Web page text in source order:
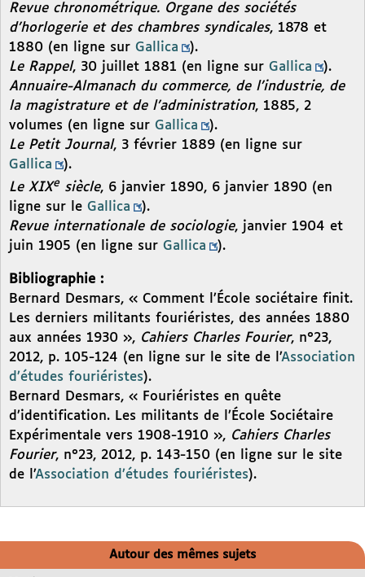
Revue chronométrique. Organe des sociétés
d’horlogerie et des chambres syndicales, 1878 et
1880 (en ligne sur Gallica
).
Le Rappel, 30 juillet 1881 (en ligne sur Gallica
).
Annuaire-Almanach du commerce, de l’industrie, de
la magistrature et de l’administration, 1885, 2
volumes (en ligne sur Gallica
).
Le Petit Journal, 3 février 1889 (en ligne sur
Gallica
).
Le XIXe siècle, 6 janvier 1890, 6 janvier 1890 (en
ligne sur le Gallica
).
Revue internationale de sociologie, janvier 1904 et
juin 1905 (en ligne sur Gallica ).
Bibliographie :
Bernard Desmars, « Comment l’École sociétaire finit.
Les derniers militants fouriéristes, des années 1880
aux années 1930 », Cahiers Charles Fourier, n°23,
2012, p. 105-124 (en ligne sur le site de l’Association
d’études fouriéristes).
Bernard Desmars, « Fouriéristes en quête
d’identification. Les militants de l’École Sociétaire
Expérimentale vers 1908-1910 », Cahiers Charles
Fourier, n°23, 2012, p. 143-150 (en ligne sur le site
de l’Association d’études fouriéristes).
Autour des mêmes sujets